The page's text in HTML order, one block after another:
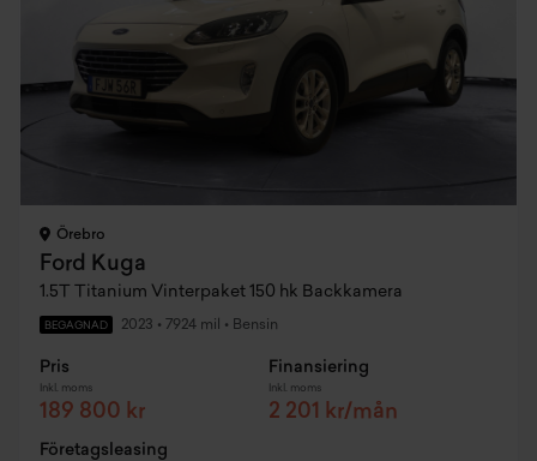
Örebro
Ford Kuga
1.5T Titanium Vinterpaket 150 hk Backkamera
BEGAGNAD 2023 • 7924 mil • Bensin
Pris
Inkl. moms
189 800 kr
Finansiering
Inkl. moms
2 201 kr/mån
Företagsleasing